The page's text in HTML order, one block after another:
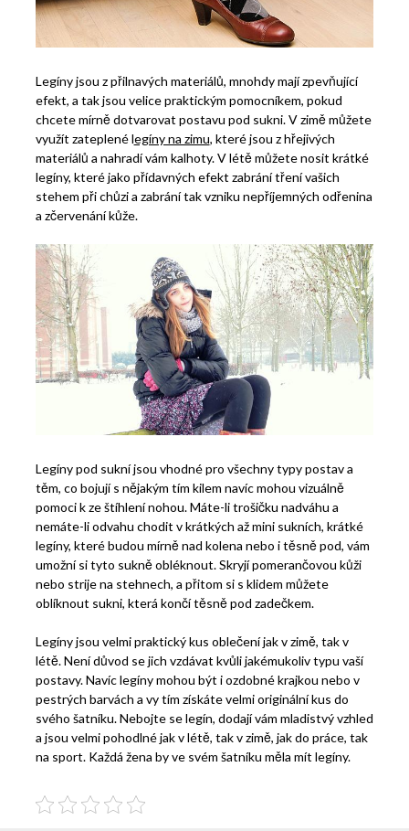
Legíny jsou z přilnavých materiálů, mnohdy mají zpevňující
efekt, a tak jsou velice praktickým pomocníkem, pokud
chcete mírně dotvarovat postavu pod sukni. V zimě můžete
využít zateplené legíny na zimu, které jsou z hřejivých
materiálů a nahradí vám kalhoty. V létě můžete nosit krátké
legíny, které jako přídavných efekt zabrání tření vašich
stehem při chůzi a zabrání tak vzniku nepříjemných odřenina
a zčervenání kůže.
Legíny pod sukní jsou vhodné pro všechny typy postav a
těm, co bojují s nějakým tím kilem navíc mohou vizuálně
pomoci k ze štíhlení nohou. Máte-li trošičku nadváhu a
nemáte-li odvahu chodit v krátkých až mini sukních, krátké
legíny, které budou mírně nad kolena nebo i těsně pod, vám
umožní si tyto sukně obléknout. Skryjí pomerančovou kůži
nebo strije na stehnech, a přitom si s klidem můžete
oblíknout sukni, která končí těsně pod zadečkem.
Legíny jsou velmi praktický kus oblečení jak v zimě, tak v
létě. Není důvod se jich vzdávat kvůli jakémukoliv typu vaší
postavy. Navíc legíny mohou být i ozdobné krajkou nebo v
pestrých barvách a vy tím získáte velmi originální kus do
svého šatníku.Nebojte se legín, dodají vám mladistvý vzhled
a jsou velmi pohodlné jak v létě, tak v zimě, jak do práce, tak
na sport. Každá žena by ve svém šatníku měla mít legíny.